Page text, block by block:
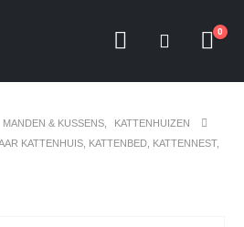
0
MANDEN & KUSSENS
KATTENHUIZEN
KATTENHUIS, KATTENBED, KATTENNEST,